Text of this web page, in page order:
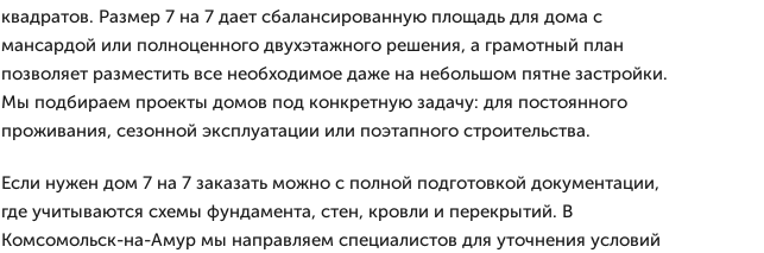
квадратов. Размер 7 на 7 дает сбалансированную площадь для дома с
мансардой или полноценного двухэтажного решения, а грамотный план
позволяет разместить все необходимое даже на небольшом пятне застройки.
Мы подбираем проекты домов под конкретную задачу: для постоянного
проживания, сезонной эксплуатации или поэтапного строительства.
Если нужен дом 7 на 7 заказать можно с полной подготовкой документации,
где учитываются схемы фундамента, стен, кровли и перекрытий. В
Комсомольск-на-Амур мы направляем специалистов для уточнения условий